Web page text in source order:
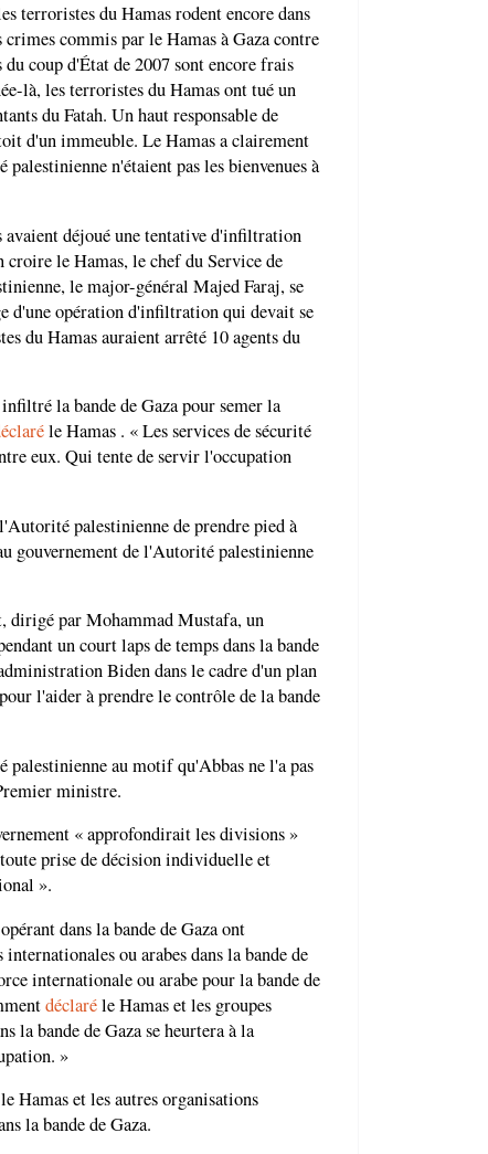
terroristes du Hamas rodent encore dans
commis par le Hamas à Gaza contre
coup d'État de 2007 sont encore frais
là, les terroristes du Hamas ont tué un
du Fatah. Un haut responsable de
d'un immeuble. Le Hamas a clairement
n'étaient pas les bienvenues à
avaient déjoué une tentative d'infiltration
le Hamas, le chef du Service de
le major-général Majed Faraj, se
d'une opération d'infiltration qui devait se
du Hamas auraient arrêté 10 agents du
la bande de Gaza pour semer la
le Hamas . « Les services de sécurité
eux. Qui tente de servir l'occupation
palestinienne de prendre pied à
gouvernement de l'Autorité palestinienne
dirigé par Mohammad Mustafa, un
un court laps de temps dans la bande
Biden dans le cadre d'un plan
l'aider à prendre le contrôle de la bande
palestinienne au motif qu'Abbas ne l'a pas
ministre.
« approfondirait les divisions »
prise de décision individuelle et
».
dans la bande de Gaza ont
ou arabes dans la bande de
internationale ou arabe pour la bande de
déclaréle Hamas et les groupes
la bande de Gaza se heurtera à la
»
Hamas et les autres organisations
la bande de Gaza.